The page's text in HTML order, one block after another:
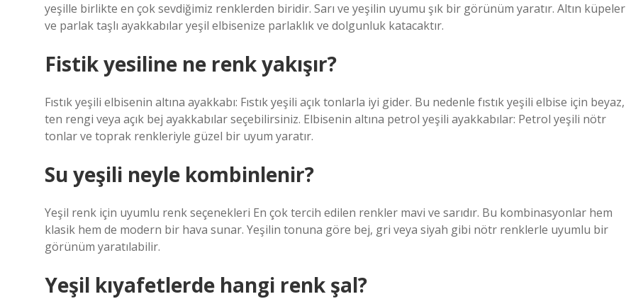
yeşille birlikte en çok sevdiğimiz renklerden biridir. Sarı ve yeşilin uyumu şık bir görünüm yaratır. Altın küpeler
ve parlak taşlı ayakkabılar yeşil elbisenize parlaklık ve dolgunluk katacaktır.
Fistik yesiline ne renk yakışır?
Fıstık yeşili elbisenin altına ayakkabı: Fıstık yeşili açık tonlarla iyi gider. Bu nedenle fıstık yeşili elbise için beyaz,
ten rengi veya açık bej ayakkabılar seçebilirsiniz. Elbisenin altına petrol yeşili ayakkabılar: Petrol yeşili nötr
tonlar ve toprak renkleriyle güzel bir uyum yaratır.
Su yeşili neyle kombinlenir?
Yeşil renk için uyumlu renk seçenekleri En çok tercih edilen renkler mavi ve sarıdır. Bu kombinasyonlar hem
klasik hem de modern bir hava sunar. Yeşilin tonuna göre bej, gri veya siyah gibi nötr renklerle uyumlu bir
görünüm yaratılabilir.
Yeşil kıyafetlerde hangi renk şal?